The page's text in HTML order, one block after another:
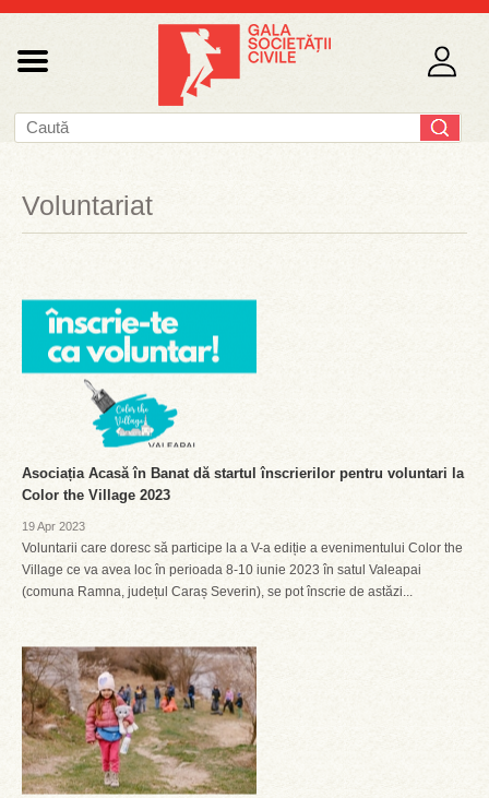
Voluntariat
Asociația Acasă în Banat dă startul înscrierilor pentru voluntari la
Color the Village 2023
19 Apr 2023
Voluntarii care doresc să participe la a V-a ediție a evenimentului Color the
Village ce va avea loc în perioada 8-10 iunie 2023 în satul Valeapai
(comuna Ramna, județul Caraș Severin), se pot înscrie de astăzi...